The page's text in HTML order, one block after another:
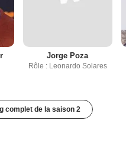
Jorge Poza
Rôle : Leonardo Solares
complet de la saison 2